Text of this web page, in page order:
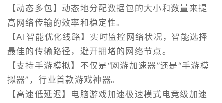
【动态多包】动态地分配数据包的大小和数量来提
高网络传输的效率和稳定性。
【AI智能优化线路】实时监控网络状况，智能选择
最佳的传输路径，避开拥堵的网络节点。
【支持手游模拟】不仅是“网游加速器”还是“手游模
拟器”，行业首款游戏神器。
【高速低延迟】电脑游戏加速极速模式电竞级加速